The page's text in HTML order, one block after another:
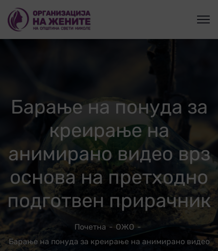
Барање на понуда за
креирање на
анимирано видео врз
основа на претходно
подготвен прирачник
Почетна
ОЖО
Барање на понуда за креирање на анимирано видео